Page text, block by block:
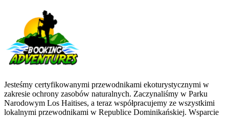
Jesteśmy certyfikowanymi przewodnikami ekoturystycznymi w
zakresie ochrony zasobów naturalnych. Zaczynaliśmy w Parku
Narodowym Los Haitises, a teraz współpracujemy ze wszystkimi
lokalnymi przewodnikami w Republice Dominikańskiej. Wsparcie